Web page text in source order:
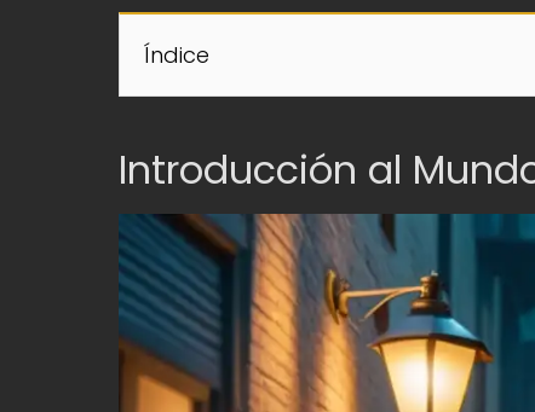
Índice
Introducción al